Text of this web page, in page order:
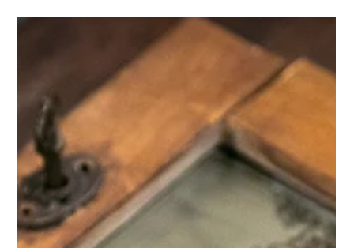
た。 風景画や肖像画の補助として用いられ、画家のフェルメー
ルやカナレットも利用していたと言われています。（※諸説あ